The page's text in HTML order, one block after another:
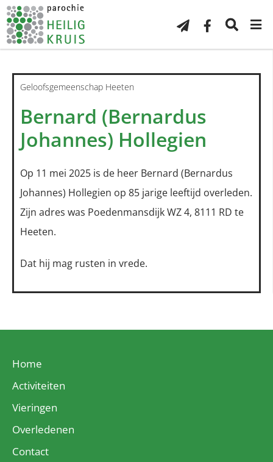
Geloofsgemeenschap Heeten
Bernard (Bernardus
Johannes) Hollegien
Op 11 mei 2025 is de heer Bernard (Bernardus
Johannes) Hollegien op 85 jarige leeftijd overleden.
Zijn adres was Poedenmansdijk WZ 4, 8111 RD te
Heeten.
Dat hij mag rusten in vrede.
Home
Activiteiten
Vieringen
Overledenen
Contact